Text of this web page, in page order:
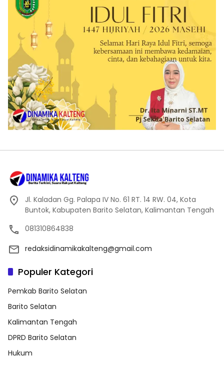
Jl. Kaladan Gg. Palapa IV No. 61 RT. 14 RW. 04, Kota
Buntok, Kabupaten Barito Selatan, Kalimantan Tengah
081310864838
redaksidinamikakalteng@gmail.com
Populer Kategori
Pemkab Barito Selatan
Barito Selatan
Kalimantan Tengah
DPRD Barito Selatan
Hukum